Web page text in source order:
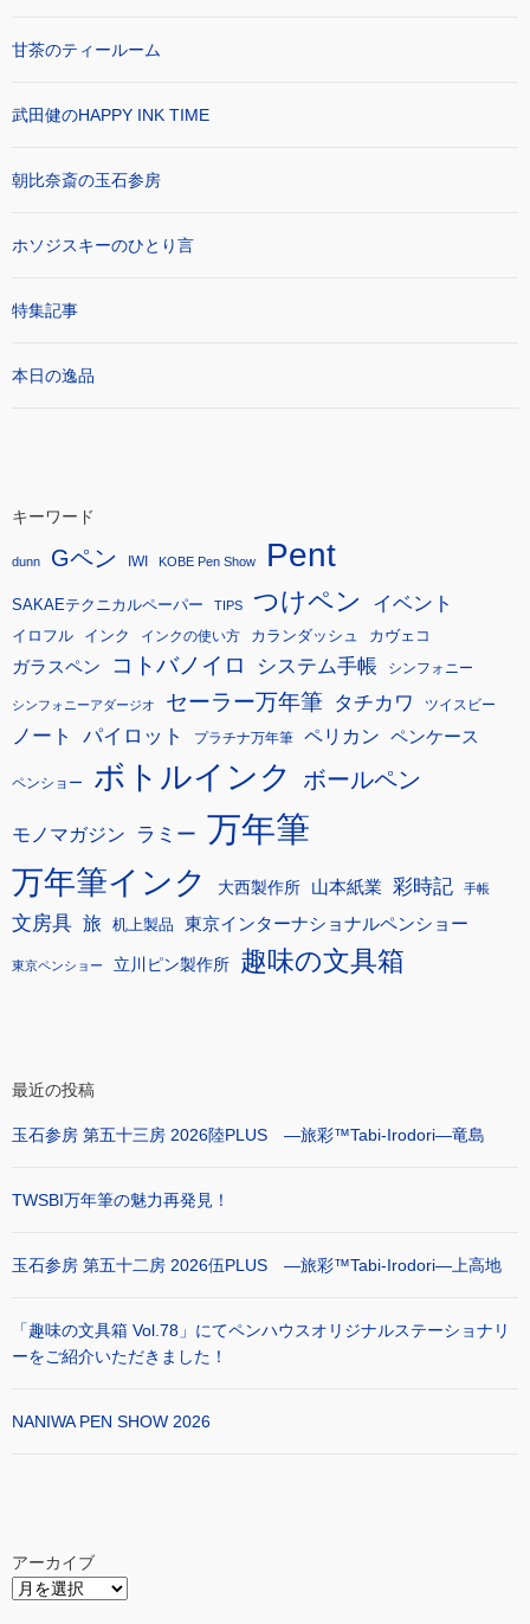
甘茶のティールーム
武田健のHAPPY INK TIME
朝比奈斎の玉石参房
ホソジスキーのひとり言
特集記事
本日の逸品
キーワード
dunn Gペン IWI KOBE Pen Show Pent
SAKAEテクニカルペーパー TIPS つけペン イベント
イロフル インク インクの使い方 カランダッシュ カヴェコ
ガラスペン コトバノイロ システム手帳 シンフォニー
シンフォニーアダージオ セーラー万年筆 タチカワ ツイスビー
ノート パイロット プラチナ万年筆 ペリカン ペンケース
ペンショー ボトルインク ボールペン
モノマガジン ラミー 万年筆
万年筆インク 大西製作所 山本紙業 彩時記 手帳
文房具 旅 机上製品 東京インターナショナルペンショー
東京ペンショー 立川ピン製作所 趣味の文具箱
最近の投稿
玉石参房 第五十三房 2026陸PLUS ―旅彩™Tabi-Irodori―竜島
TWSBI万年筆の魅力再発見！
玉石参房 第五十二房 2026伍PLUS ―旅彩™Tabi-Irodori―上高地
「趣味の文具箱 Vol.78」にてペンハウスオリジナルステーショナリ
ーをご紹介いただきました！
NANIWA PEN SHOW 2026
アーカイブ